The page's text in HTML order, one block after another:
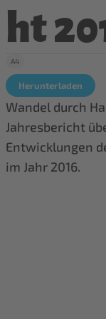
ht
A4
Herunterladen
Wandel durch
Jahresbericht
Entwicklungen
im Jahr 2016.